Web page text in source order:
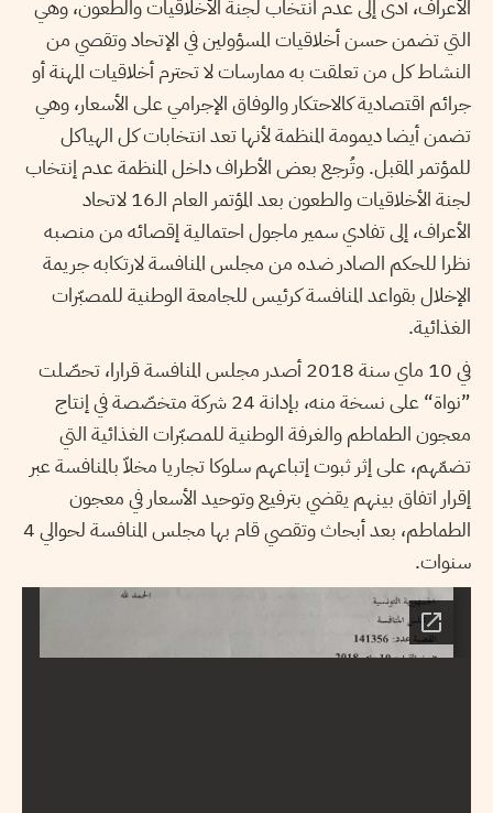
الأعراف، أدى إلى عدم انتخاب لجنة الأخلاقيات والطعون، وهي
التي تضمن حسن أخلاقيات المسؤولين في الإتحاد وتقصي من
النشاط كل من تعلقت به ممارسات لا تحترم أخلاقيات المهنة أو
جرائم اقتصادية كالاحتكار والوفاق الإجرامي على الأسعار، وهي
تضمن أيضا ديمومة المنظمة لأنها تعد انتخابات كل الهياكل
للمؤتمر المقبل. وتُرجع بعض الأطراف داخل المنظمة عدم إنتخاب
لجنة الأخلاقيات والطعون بعد المؤتمر العام الـ16 لاتحاد
الأعراف، إلى تفادي سمير ماجول احتمالية إقصائه من منصبه
نظرا للحكم الصادر ضده من مجلس المنافسة لارتكابه جريمة
الإخلال بقواعد المنافسة كرئيس للجامعة الوطنية للمصبّرات
الغذائية.
في 10 ماي سنة 2018 أصدر مجلس المنافسة قرارا، تحصّلت
”نواة“
على نسخة منه، بإدانة 24 شركة متخصّصة في إنتاج
معجون الطماطم والغرفة الوطنية للمصبّرات الغذائية التي
تضمّهم، على إثر ثبوت إتباعهم سلوكا تجاريا مخلاّ بالمنافسة عبر
إقرار اتفاق بينهم يقضي بترفيع وتوحيد الأسعار في معجون
الطماطم، بعد أبحاث وتقصي قام بها مجلس المنافسة لحوالي 4
سنوات.